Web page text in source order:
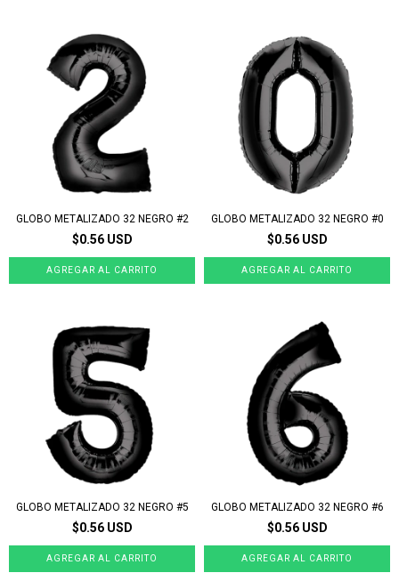
GLOBO METALIZADO 32 NEGRO #2
$0.56 USD
GLOBO METALIZADO 32 NEGRO #0
$0.56 USD
GLOBO METALIZADO 32 NEGRO #5
$0.56 USD
GLOBO METALIZADO 32 NEGRO #6
$0.56 USD